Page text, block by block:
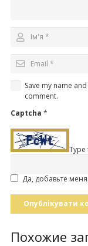
Save my name
comment.
Captcha *
Type
Да, добавьте
Опублікувати
Похожие